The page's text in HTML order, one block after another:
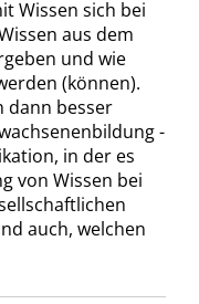
Wissen sich bei
aus dem
und wie
(können).
dann besser
-
in der es
von Wissen bei
auch, welchen